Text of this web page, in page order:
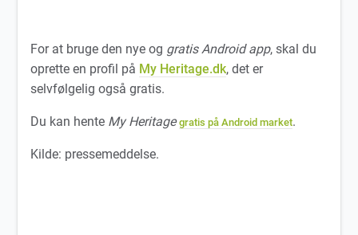
For at bruge den nye og gratis Android app, skal du
oprette en profil på My Heritage.dk, det er
selvfølgelig også gratis.
Du kan hente My Heritage gratis på Android market.
Kilde: pressemeddelse.